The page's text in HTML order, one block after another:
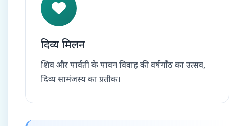
दिव्य मिलन
शिव और पार्वती के पावन विवाह की वर्षगाँठ का उत्सव,
दिव्य सामंजस्य का प्रतीक।